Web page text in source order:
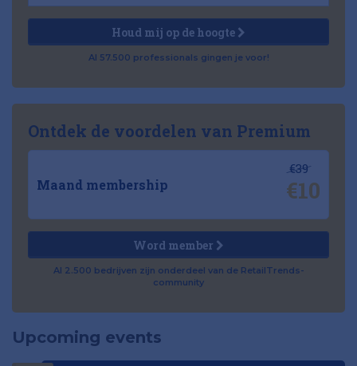
Houd mij op de hoogte
Al 57.500 professionals gingen je voor!
Ontdek de voordelen van Premium
Maand membership
€39
€10
Word member
Al 2.500 bedrijven zijn onderdeel van de RetailTrends-
community
Upcoming events